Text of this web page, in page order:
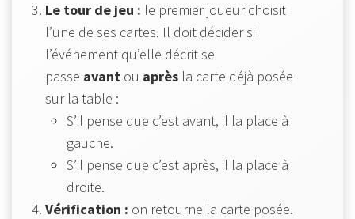
Le tour de jeu : le premier joueur choisit
l’une de ses cartes. Il doit décider si
l’événement qu’elle décrit se
passe avant ou après la carte déjà posée
sur la table :
S’il pense que c’est avant, il la place à
gauche.
S’il pense que c’est après, il la place à
droite.
Vérification : on retourne la carte posée.